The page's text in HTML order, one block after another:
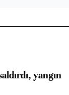
yangın